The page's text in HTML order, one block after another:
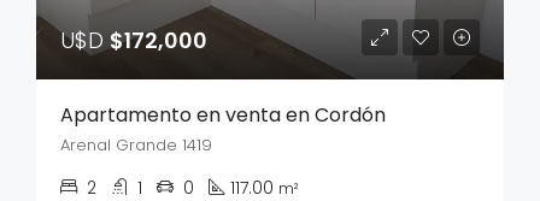
U$D$172,000
Apartamento en venta en Cordón
Arenal Grande 1419
2 1 0 117.00 m²